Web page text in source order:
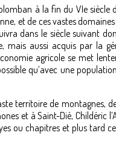
à la fin du VIe siècle
et de ces vastes
dans le siècle suivant
mais aussi acquis par la
agricole se met
qu’avec une
territoire de montagnes,
et à Saint-Dié, Childéric
ou chapitres et plus tard